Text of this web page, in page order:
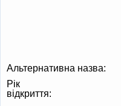
Альтернативна назва:
Рік
відкриття: